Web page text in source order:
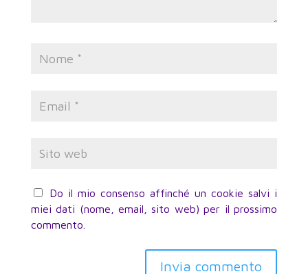
Do il mio consenso affinché un cookie salvi i
miei dati (nome, email, sito web) per il prossimo
commento.